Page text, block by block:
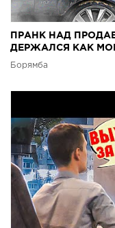
ПРАНК НАД
ДЕРЖАЛСЯ КАК
Борямба